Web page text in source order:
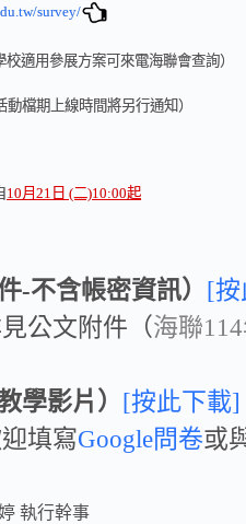
survey/
校適用參展方案可來電海聯會查詢）
檔期上線時間將另行通知）
10月21日 (二)10:00起
-不含帳密資訊） [按
公文附件（海聯
學影片）
[按此下載]
填寫Google問卷或
執行幹事